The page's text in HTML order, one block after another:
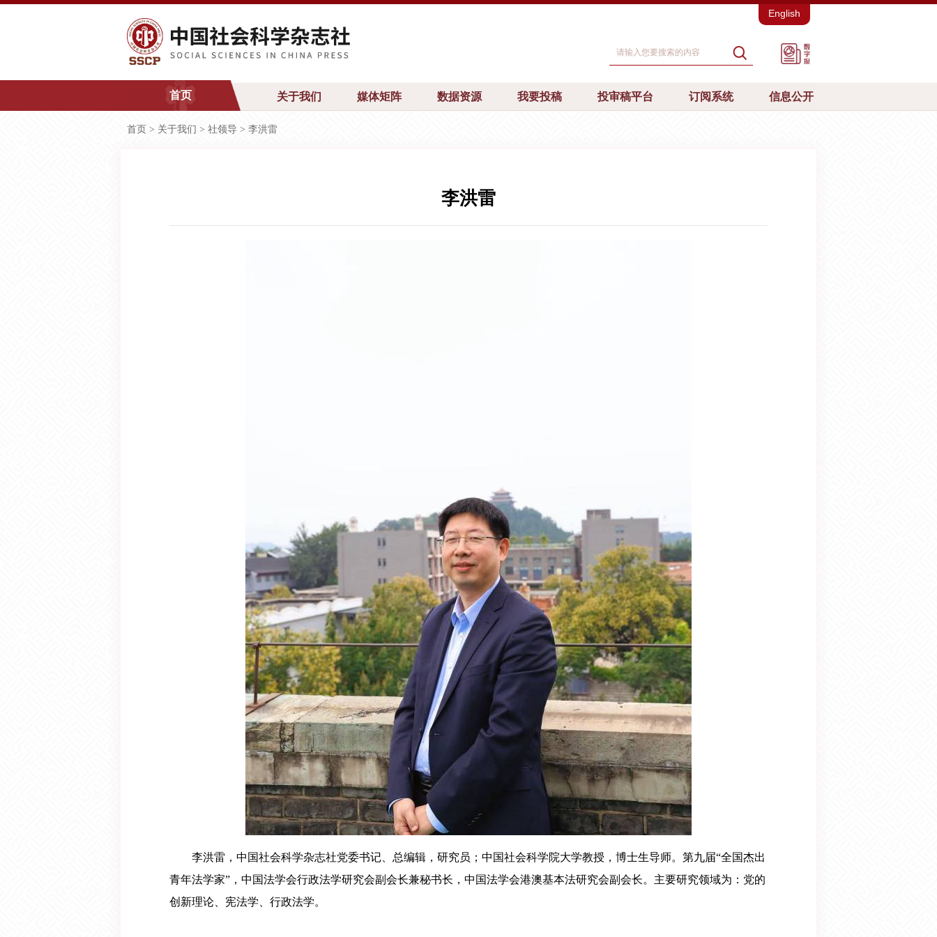
English
首页 关于我们 媒体矩阵 数据资源 我要投稿 投审稿平台 订阅系统 信息公开
首页 > 关于我们 > 社领导 > 李洪雷
李洪雷
李洪雷，中国社会科学杂志社党委书记、总编辑，研究员；中国社会科学院大学教授，博士生导师。第九届“全国杰出
青年法学家”，中国法学会行政法学研究会副会长兼秘书长，中国法学会港澳基本法研究会副会长。主要研究领域为：党的
创新理论、宪法学、行政法学。